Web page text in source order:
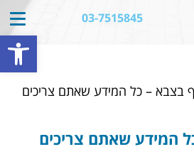
פתח סרגל נגישות
03-7515845
בצבא – כל המידע שאתם צריכים
המידע שאתם צריכים